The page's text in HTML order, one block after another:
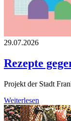
29.07.2026
Rezepte
Projekt der Stadt
Weiterlesen